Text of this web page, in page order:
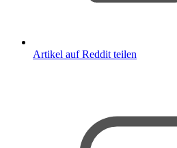
Artikel auf Reddit teilen